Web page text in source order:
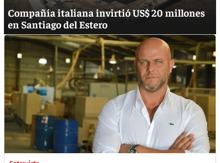
Compañía italiana invirtió US$ 20 millones
en Santiago del Estero